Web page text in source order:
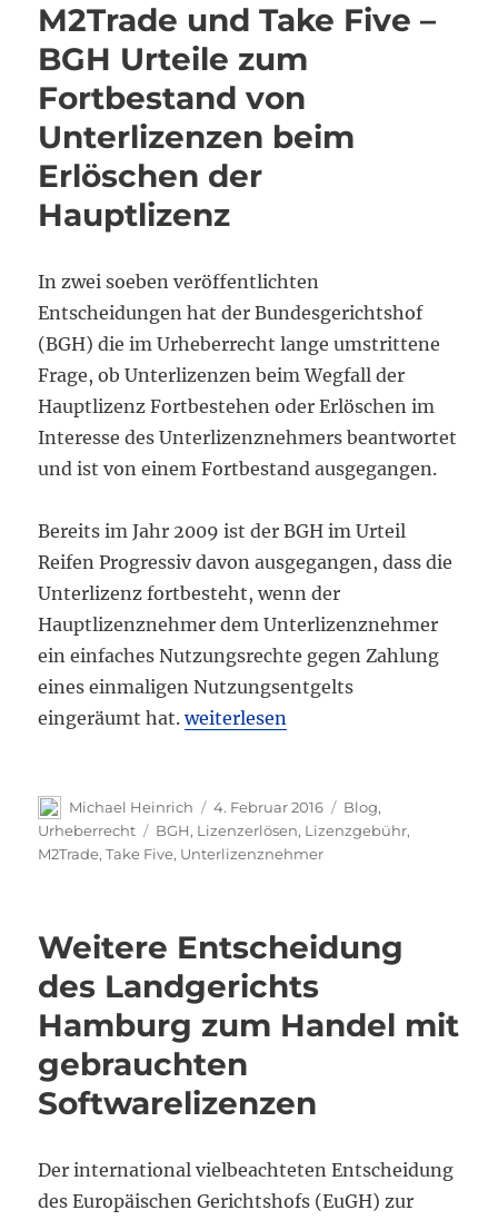
M2Trade und Take Five –
BGH Urteile zum
Fortbestand von
Unterlizenzen beim
Erlöschen der
Hauptlizenz
In zwei soeben veröffentlichten
Entscheidungen hat der Bundesgerichtshof
(BGH) die im Urheberrecht lange umstrittene
Frage, ob Unterlizenzen beim Wegfall der
Hauptlizenz Fortbestehen oder Erlöschen im
Interesse des Unterlizenznehmers beantwortet
und ist von einem Fortbestand ausgegangen.
Bereits im Jahr 2009 ist der BGH im Urteil
Reifen Progressiv davon ausgegangen, dass die
Unterlizenz fortbesteht, wenn der
Hauptlizenznehmer dem Unterlizenznehmer
ein einfaches Nutzungsrechte gegen Zahlung
eines einmaligen Nutzungsentgelts
eingeräumt hat.„M2Trade und Take Five – BGH
weiterlesen
Autor
Michael Heinrich
Veröffentlicht
am
4. Februar 2016 Kategorien
Blog,
Urheberrecht
Schlagwörter
BGH, Lizenzerlösen, Lizenzgebühr,
M2Trade,Take Five, Unterlizenznehmer
Weitere Entscheidung
des Landgerichts
Hamburg zum Handel mit
gebrauchten
Softwarelizenzen
Der international vielbeachteten Entscheidung
des Europäischen Gerichtshofs (EuGH) zur